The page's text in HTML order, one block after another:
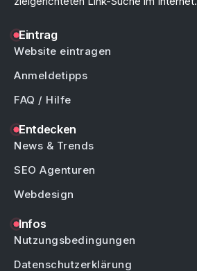
Eintrag
Website eintragen
Anmeldetipps
FAQ / Hilfe
Entdecken
News & Trends
SEO Agenturen
Webdesign
Infos
Nutzungsbedingungen
Datenschutzerklärung